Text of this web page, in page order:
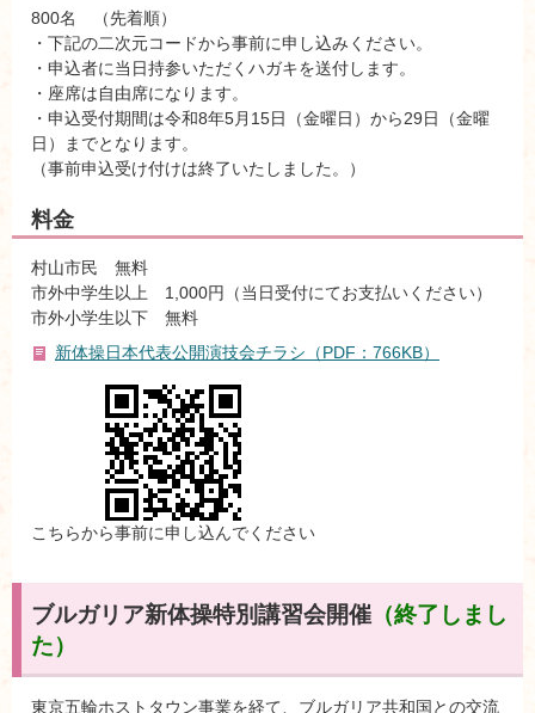
800名 （先着順）
・下記の二次元コードから事前に申し込みください。
・申込者に当日持参いただくハガキを送付します。
・座席は自由席になります。
・申込受付期間は令和8年5月15日（金曜日）から29日（金曜
日）までとなります。
（事前申込受け付けは終了いたしました。）
料金
村山市民 無料
市外中学生以上 1,000円（当日受付にてお支払いください）
市外小学生以下 無料
新体操日本代表公開演技会チラシ（PDF：766KB）
こちらから事前に申し込んでください
ブルガリア新体操特別講習会開催 （終了しまし
た）
東京五輪ホストタウン事業を経て、ブルガリア共和国との交流